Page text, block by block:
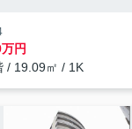
円
/ 19.09㎡ / 1K